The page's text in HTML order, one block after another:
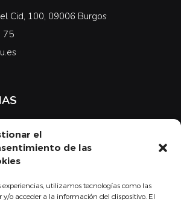
el
de las
experiencias, utilizamos tecnologías como las
y/o acceder a la información del dispositivo. El
Cid, 100, 09006 Burgos
75
y el COMBU
de privacidad